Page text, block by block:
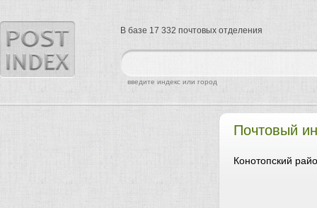
Почтовый
Конотопский
найти
введите индекс или город
В базе 17 332 почтовых отделения